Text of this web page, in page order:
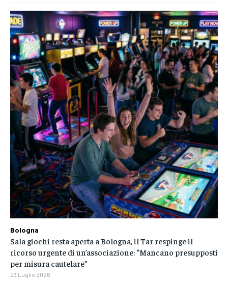
Bologna
Sala giochi resta aperta a Bologna, il Tar respinge il
ricorso urgente di un’associazione: “Mancano presupposti
per misura cautelare”
23 Luglio 2026